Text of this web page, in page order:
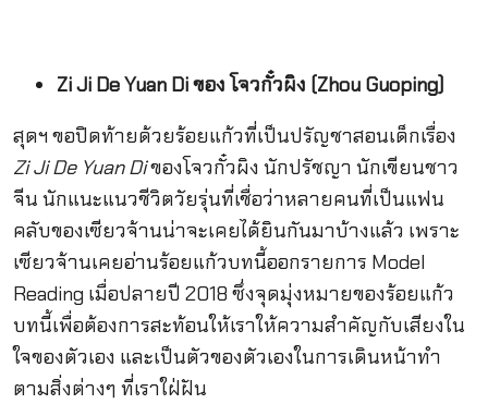
Zi Ji De Yuan Di ของ โจวกั๋วผิง (Zhou Guoping)
สุดฯ ขอปิดท้ายด้วยร้อยแก้วที่เป็นปรัญชาสอนเด็กเรื่อง
Zi Ji De Yuan Diของโจวกั๋วผิง นักปรัชญา นักเขียนชาว
จีน นักแนะแนวชีวิตวัยรุ่นที่เชื่อว่าหลายคนที่เป็นแฟน
คลับของเซียวจ้านน่าจะเคยได้ยินกันมาบ้างแล้ว เพราะ
เซียวจ้านเคยอ่านร้อยแก้วบทนี้ออกรายการ Model
Reading เมื่อปลายปี 2018 ซึ่งจุดมุ่งหมายของร้อยแก้ว
บทนี้เพื่อต้องการสะท้อนให้เราให้ความสำคัญกับเสียงใน
ใจของตัวเอง และเป็นตัวของตัวเองในการเดินหน้าทำ
ตามสิ่งต่างๆ ที่เราใฝ่ฝัน